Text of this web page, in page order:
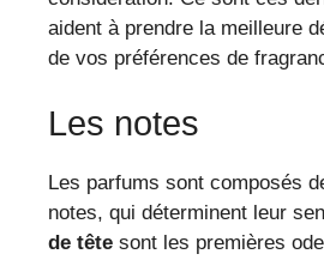
aident à prendre la meilleure
de vos préférences de
Les notes
Les parfums sont composés
notes, qui déterminent leur
de tête sont les premières